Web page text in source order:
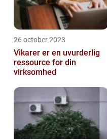
26 october 2023
Vikarer er en uvurderlig
ressource for din
virksomhed